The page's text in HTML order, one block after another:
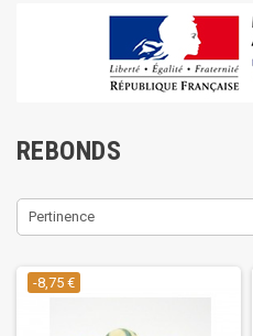
REBONDS
Pertinence
-8,75 €